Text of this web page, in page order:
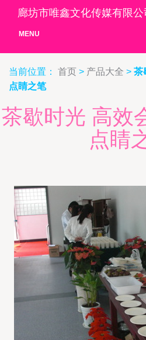
廊坊市唯鑫文化传媒有限公
MENU
当前位置： 首页 > 产品大全 > 茶
点睛之笔
茶歇时光 高效
点睛